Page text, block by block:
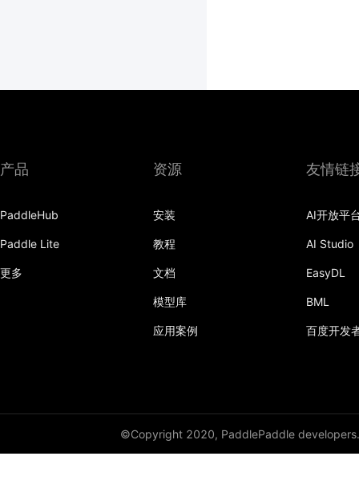
产品
PaddleHub
Paddle Lite
更多
资源
安装
教程
文档
模型库
应用案例
友情链
AI开放平
AI Studio
EasyDL
BML
百度开发
©Copyright 2020, PaddlePaddle developers.